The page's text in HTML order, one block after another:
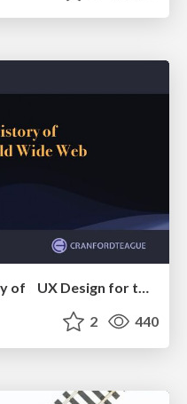
A brief & incomplete history of UX Design for the World Wide Web: 1989–2019
2 440